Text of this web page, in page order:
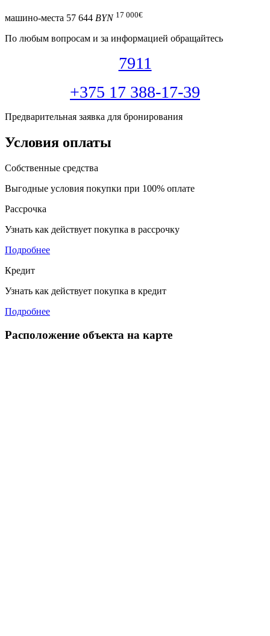
машино-места 57 644 BYN 17 000€
По любым вопросам и за информацией обращайтесь
7911
+375 17 388-17-39
Предварительная заявка для бронирования
Условия оплаты
Собственные средства
Выгодные условия покупки при 100% оплате
Рассрочка
Узнать как действует покупка в рассрочку
Подробнее
Кредит
Узнать как действует покупка в кредит
Подробнее
Расположение объекта на карте